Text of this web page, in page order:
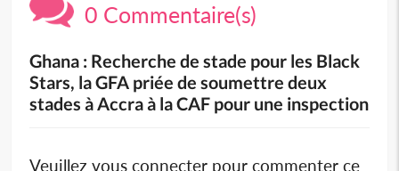
0 Commentaire(s)
Ghana : Recherche de stade pour les Black
Stars, la GFA priée de soumettre deux
stades à Accra à la CAF pour une inspection
Veuillez vous connecter pour commenter ce